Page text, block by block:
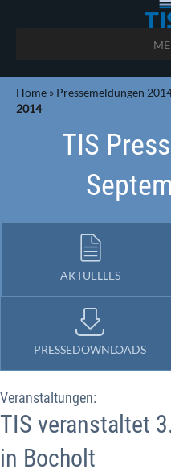
Home » Pressemeldungen
2014
TIS
AKTUELLES
PRESSEDOWNLOADS
Veranstaltungen:
TIS veranstaltet
in Bocholt